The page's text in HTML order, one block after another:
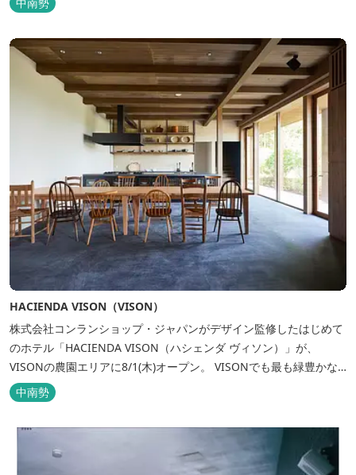
います。
中南勢
HACIENDA VISON（VISON）
株式会社コンランショップ・ジャパンがデザイン監修したはじめて
のホテル「HACIENDA VISON（ハシェンダ ヴィソン）」が、
VISONの農園エリアに8/1(木)オープン。 VISONでも最も緑豊かな
農園エリアに建つHACIENDA VISON。 ホテル名
の“HACIENDA”は、スペイン語で荘園の主の館を...
中南勢